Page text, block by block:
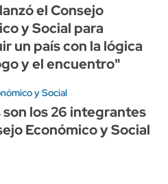
el Consejo
y Social para
un país con la lógica
y el encuentro"
y Social
son los 26 integrantes
Económico y Social